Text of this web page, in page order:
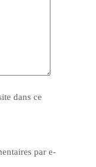
dans ce
par e-